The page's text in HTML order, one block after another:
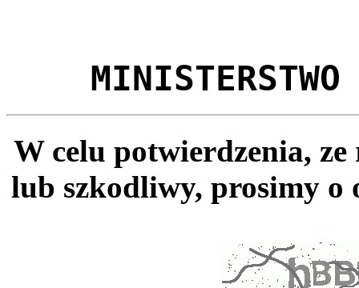
MINISTERSTWO
W celu potwierdzenia,
lub szkodliwy, prosimy o